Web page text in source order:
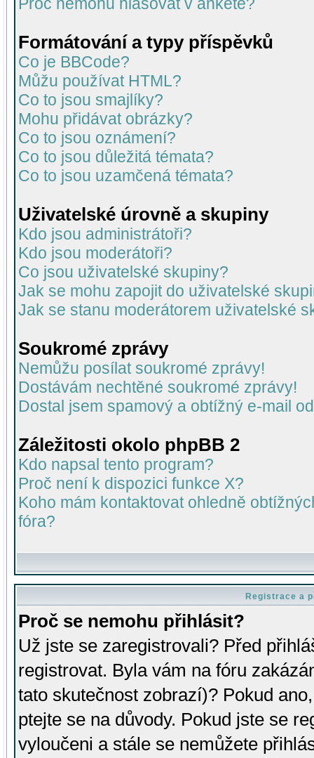
Formátování a typy příspěvků
Co je BBCode?
Můžu používat HTML?
Co to jsou smajlíky?
Mohu přidávat obrázky?
Co to jsou oznámení?
Co to jsou důležitá témata?
Co to jsou uzamčená témata?
Uživatelské úrovně a skupiny
Kdo jsou administrátoři?
Kdo jsou moderátoři?
Co jsou uživatelské skupiny?
Jak se mohu zapojit do uživatelské
Jak se stanu moderátorem uživatelské
Soukromé zprávy
Nemůžu posílat soukromé zprávy!
Dostávám nechtěné soukromé zprávy!
Dostal jsem spamový a obtížný e-mail
Záležitosti okolo phpBB 2
Kdo napsal tento program?
Proč není k dispozici funkce X?
Koho mám kontaktovat ohledně
fóra?
Registrace a
Proč se nemohu přihlásit?
Už jste se zaregistrovali? Před
registrovat. Byla vám na fóru
tato skutečnost zobrazí)? Pokud
ptejte se na důvody. Pokud jste se
vyloučeni a stále se nemůžete